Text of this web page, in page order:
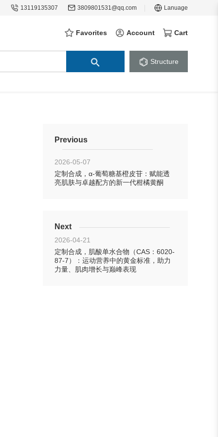
Lanuage
13119135307 3809801531@qq.com
Favorites Account Cart
Structure
Previous
2026-05-07
定制合成，α-葡萄糖基橙皮苷：赋能透
亮肌肤与卓越配方的新一代柑橘黄酮
Next
2026-04-21
定制合成，肌酸单水合物（CAS：6020-
87-7）：运动营养中的黄金标准，助力
力量、肌肉增长与巅峰表现